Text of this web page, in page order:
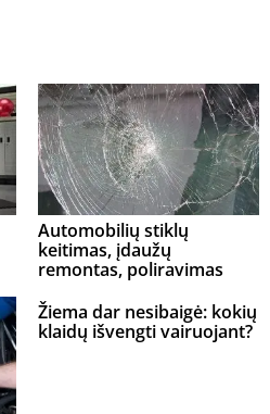
Automobilių stiklų
keitimas, įdaužų
remontas, poliravimas
Žiema dar nesibaigė: kokių
klaidų išvengti vairuojant?